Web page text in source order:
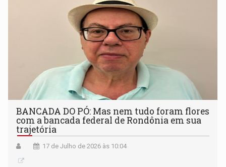
BANCADA DO PÓ: Mas nem tudo foram flores
com a bancada federal de Rondônia em sua
trajetória
17 de Julho de 2026 às 10:04